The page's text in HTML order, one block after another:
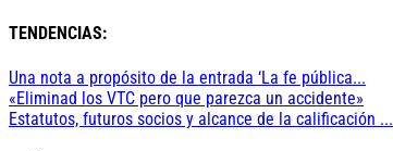
TENDENCIAS:
Una nota a propósito de la entrada ‘La fe pública...
«Eliminad los VTC pero que parezca un accidente»
Estatutos, futuros socios y alcance de la calificación ...